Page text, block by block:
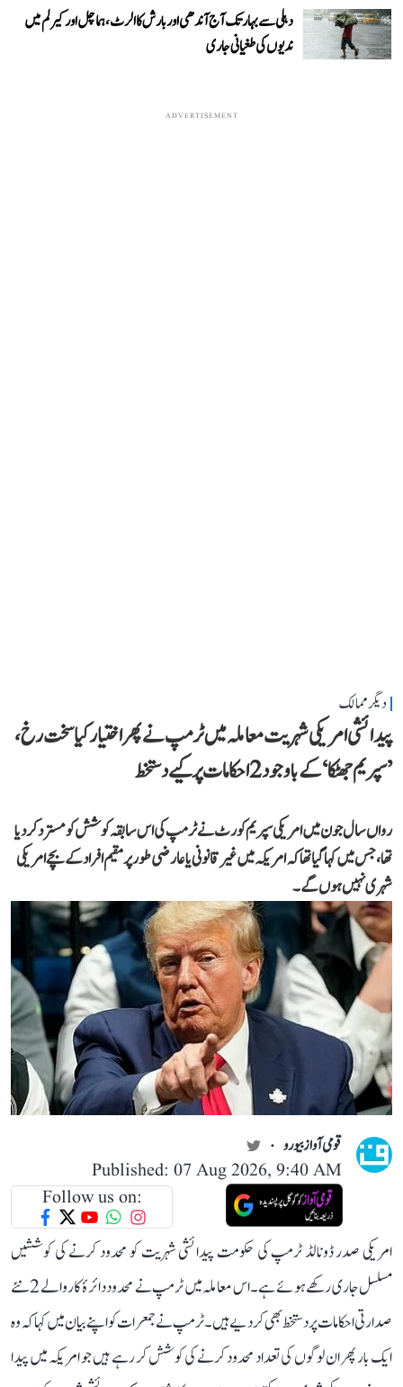
دہلی سے بہار تک آج آندھی اور بارش کا الرٹ، ہماچل اور کیرلم میں
ندیوں کی طغیانی جاری
ADVERTISEMENT
دیگر ممالک
پیدائشی امریکی شہریت معاملہ میں ٹرمپ نے پھر اختیار کیا سخت رخ،
’سپریم جھٹکا‘ کے باوجود 2 احکامات پر کیے دستخط
رواں سال جون میں امریکی سپریم کورٹ نے ٹرمپ کی اس سابقہ کوشش کو مسترد کر دیا
تھا، جس میں کہا گیا تھا کہ امریکہ میں غیر قانونی یا عارضی طور پر مقیم افراد کے بچے امریکی
شہری نہیں ہوں گے۔
قومی آواز بیورو
Published: 07 Aug 2026, 9:40 AM
Follow us on:
امریکی صدر ڈونالڈ ٹرمپ کی حکومت پیدائشی شہریت کو محدود کرنے کی کوششیں
مسلسل جاری رکھے ہوئے ہے۔ اس معاملہ میں ٹرمپ نے محدود دائرۂ کار والے 2 نئے
صدارتی احکامات پر دستخط بھی کر دیے ہیں۔ ٹرمپ نے جمعرات کو اپنے بیان میں کہا کہ وہ
ایک بار پھر ان لوگوں کی تعداد محدود کرنے کی کوشش کر رہے ہیں جو امریکہ میں پیدا